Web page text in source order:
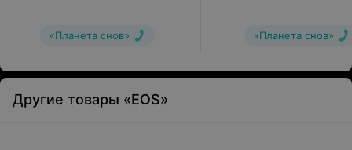
«Планета снов» «Планета снов»
Другие товары «EOS»